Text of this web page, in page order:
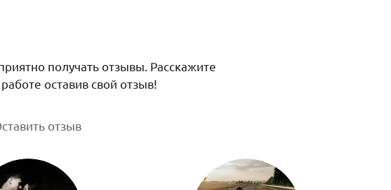
получать отзывы. Расскажите
оставив свой отзыв!
отзыв